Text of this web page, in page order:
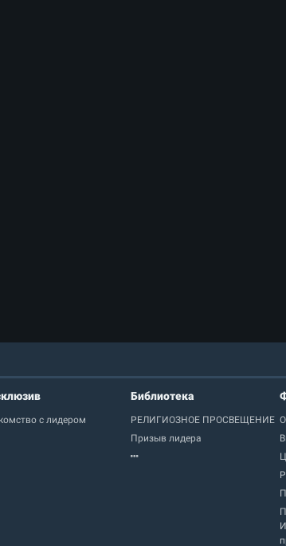
с лидером
Библиотека
РЕЛИГИОЗНОЕ ПРОСВЕЩЕНИЕ
Призыв лидера